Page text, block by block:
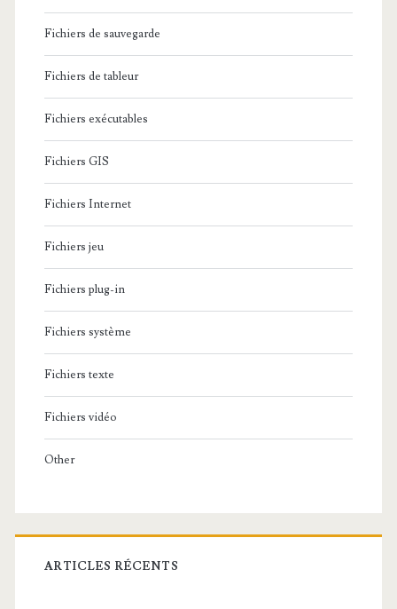
Fichiers de sauvegarde
Fichiers de tableur
Fichiers exécutables
Fichiers GIS
Fichiers Internet
Fichiers jeu
Fichiers plug-in
Fichiers système
Fichiers texte
Fichiers vidéo
Other
ARTICLES RÉCENTS